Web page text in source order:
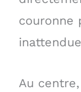
couronne
Au